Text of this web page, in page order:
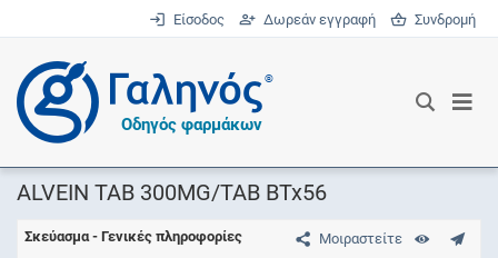
Είσοδος Δωρεάν εγγραφή Συνδρομή
®
Οδηγός φαρμάκων
ALVEIN TAB 300MG/TAB BTx56
Μοιραστείτε
Σκεύασμα - Γενικές πληροφορίες